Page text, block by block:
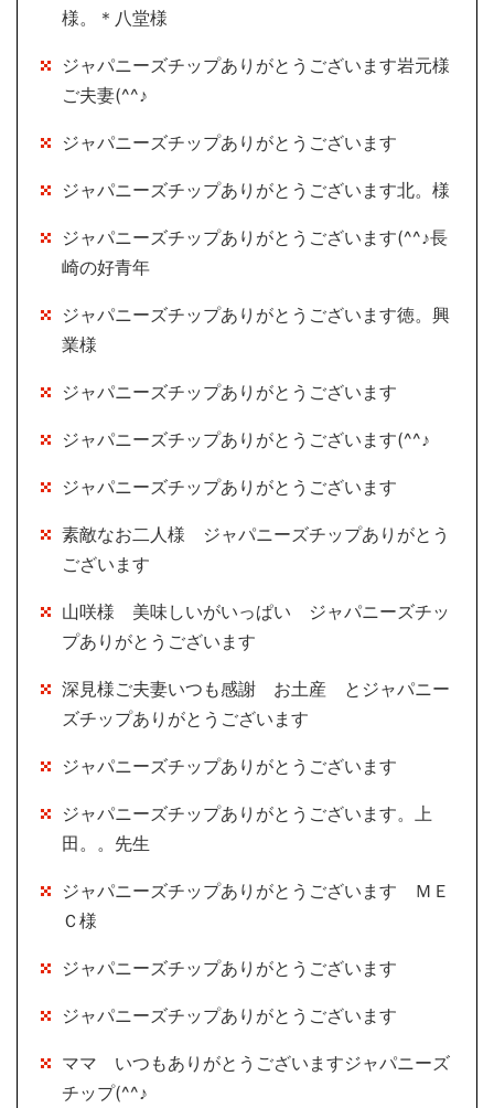
様。＊八堂様
ジャパニーズチップありがとうございます岩元様
ご夫妻(^^♪
ジャパニーズチップありがとうございます
ジャパニーズチップありがとうございます北。様
ジャパニーズチップありがとうございます(^^♪長
崎の好青年
ジャパニーズチップありがとうございます徳。興
業様
ジャパニーズチップありがとうございます
ジャパニーズチップありがとうございます(^^♪
ジャパニーズチップありがとうございます
素敵なお二人様 ジャパニーズチップありがとう
ございます
山咲様 美味しいがいっぱい ジャパニーズチッ
プありがとうございます
深見様ご夫妻いつも感謝 お土産 とジャパニー
ズチップありがとうございます
ジャパニーズチップありがとうございます
ジャパニーズチップありがとうございます。上
田。。先生
ジャパニーズチップありがとうございます ＭＥ
Ｃ様
ジャパニーズチップありがとうございます
ジャパニーズチップありがとうございます
ママ いつもありがとうございますジャパニーズ
チップ(^^♪